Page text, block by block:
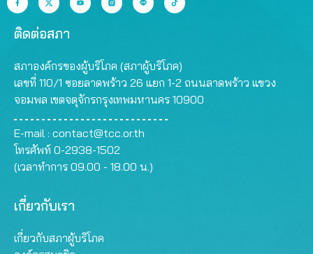
ติดต่อสภา
สภาองค์กรของผู้บริโภค (สภาผู้บริโภค)
เลขที่ 110/1 ซอยลาดพร้าว 26 แยก 1-2 ถนนลาดพร้าว แขวง
จอมพล เขตจตุจักรกรุงเทพมหานคร 10900
E-mail : contact@tcc.or.th
โทรศัพท์ 0-2938-1502
(เวลาทำการ 09.00 - 18.00 น.)
เกี่ยวกับเรา
เกี่ยวกับสภาผู้บริโภค